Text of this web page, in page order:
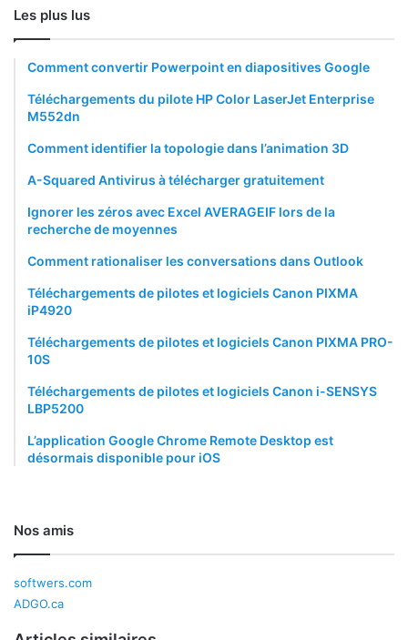
Les plus lus
Comment convertir Powerpoint en diapositives Google
Téléchargements du pilote HP Color LaserJet Enterprise
M552dn
Comment identifier la topologie dans l’animation 3D
A-Squared Antivirus à télécharger gratuitement
Ignorer les zéros avec Excel AVERAGEIF lors de la
recherche de moyennes
Comment rationaliser les conversations dans Outlook
Téléchargements de pilotes et logiciels Canon PIXMA
iP4920
Téléchargements de pilotes et logiciels Canon PIXMA PRO-
10S
Téléchargements de pilotes et logiciels Canon i-SENSYS
LBP5200
L’application Google Chrome Remote Desktop est
désormais disponible pour iOS
Nos amis
softwers.com
ADGO.ca